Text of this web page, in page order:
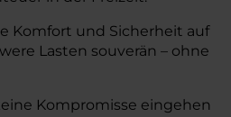
Komfort und Sicherheit auf
Lasten souverän – ohne
Kompromisse eingehen